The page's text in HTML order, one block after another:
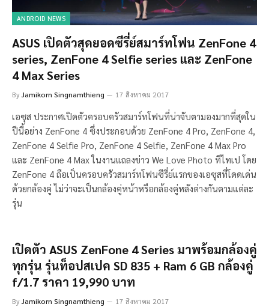
ANDROID NEWS
ASUS เปิดตัวสุดยอดซีรี่ย์สมาร์ทโฟน ZenFone 4
series, ZenFone 4 Selfie series และ ZenFone
4 Max Series
ByJamikorn Singnamthieng 17 สิงหาคม 2017
เอซุส ประกาศเปิดตัวครอบครัวสมาร์ทโฟนที่น่าจับตามองมากที่สุดใน
ปีนี้อย่าง ZenFone 4 ซึ่งประกอบด้วย ZenFone 4 Pro, ZenFone 4,
ZenFone 4 Selfie Pro, ZenFone 4 Selfie, ZenFone 4 Max Pro
และ ZenFone 4 Max ในงานแถลงข่าว We Love Photo ทีไทเป โดย
ZenFone 4 ถือเป็นครอบครัวสมาร์ทโฟนซีรี่ย์แรกของเอซุสที่โดดเด่น
ด้วยกล้องคู่ ไม่ว่าจะเป็นกล้องคู่หน้าหรือกล้องคู่หลังต่างกันตามแต่ละ
รุ่น
เปิดตัว ASUS ZenFone 4 Series มาพร้อมกล้องคู่
ทุกรุ่น รุ่นท็อปสเปค SD 835 + Ram 6 GB กล้องคู่
f/1.7 ราคา 19,990 บาท
ByJamikorn Singnamthieng 17 สิงหาคม 2017